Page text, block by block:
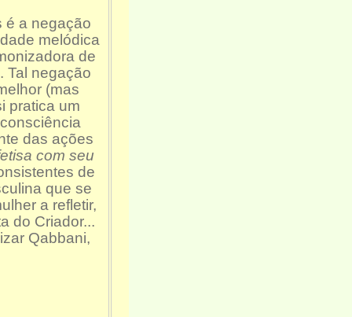
é a negação
melódica
de
Tal negação
(mas
pratica um
das ações
com seu
de
que se
a refletir,
do Criador...
Qabbani,